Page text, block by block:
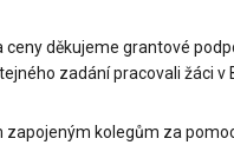
děkujeme grantové
zadání pracovali žáci
kolegům za